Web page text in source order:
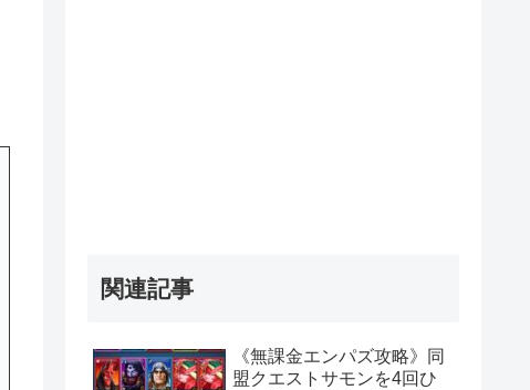
関連記事
《無課金エンパズ攻略》同
盟クエストサモンを4回ひ